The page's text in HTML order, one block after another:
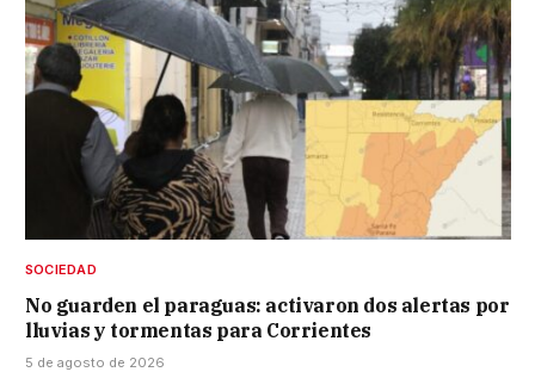
SOCIEDAD
No guarden el paraguas: activaron dos alertas por
lluvias y tormentas para Corrientes
5 de agosto de 2026